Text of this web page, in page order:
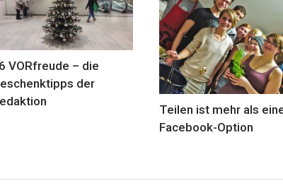
VORfreude – die
der
Teilen ist mehr als
Facebook-Option